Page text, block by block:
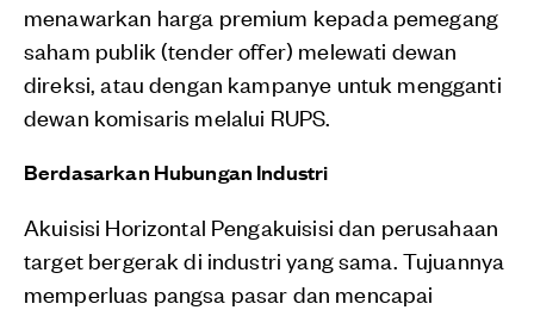
menawarkan harga premium kepada pemegang
saham publik (tender offer) melewati dewan
direksi, atau dengan kampanye untuk mengganti
dewan komisaris melalui RUPS.
Berdasarkan Hubungan Industri
Akuisisi Horizontal Pengakuisisi dan perusahaan
target bergerak di industri yang sama. Tujuannya
memperluas pangsa pasar dan mencapai